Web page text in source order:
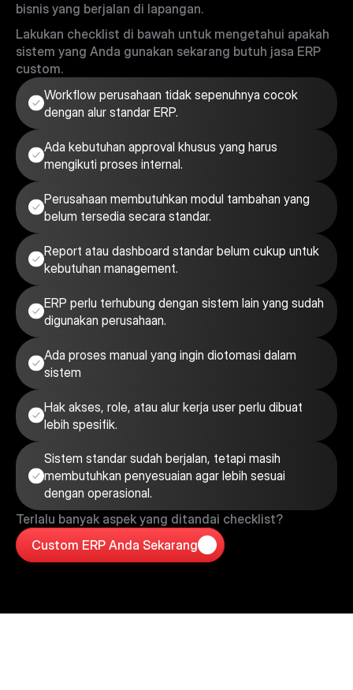
bisnis yang berjalan di lapangan.
Lakukan checklist di bawah untuk mengetahui apakah
sistem yang Anda gunakan sekarang butuh jasa ERP
custom.
Workflow perusahaan tidak sepenuhnya cocok
dengan alur standar ERP.
Ada kebutuhan approval khusus yang harus
mengikuti proses internal.
Perusahaan membutuhkan modul tambahan yang
belum tersedia secara standar.
Report atau dashboard standar belum cukup untuk
kebutuhan management.
ERP perlu terhubung dengan sistem lain yang sudah
digunakan perusahaan.
Ada proses manual yang ingin diotomasi dalam
sistem
Hak akses, role, atau alur kerja user perlu dibuat
lebih spesifik.
Sistem standar sudah berjalan, tetapi masih
membutuhkan penyesuaian agar lebih sesuai
dengan operasional.
Terlalu banyak aspek yang ditandai checklist?
Custom ERP Anda Sekarang